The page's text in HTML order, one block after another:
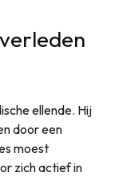
ellende. Hij
door een
moest
zich actief in